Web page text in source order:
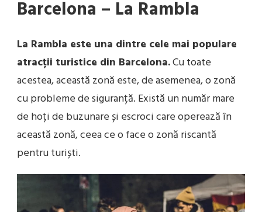
Barcelona – La Rambla
La Rambla este una dintre cele mai populare
atracții turistice din Barcelona.Cu toate
acestea, această zonă este, de asemenea, o zonă
cu probleme de siguranță. Există un număr mare
de hoți de buzunare și escroci care operează în
această zonă, ceea ce o face o zonă riscantă
pentru turiști.